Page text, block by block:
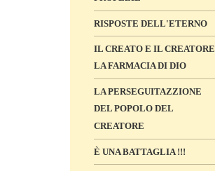
RISPOSTE DELL'ETERNO
IL CREATO E IL CREATORE
LA FARMACIA DI DIO
LA PERSEGUITAZZIONE
DEL POPOLO DEL
CREATORE
È UNA BATTAGLIA !!!